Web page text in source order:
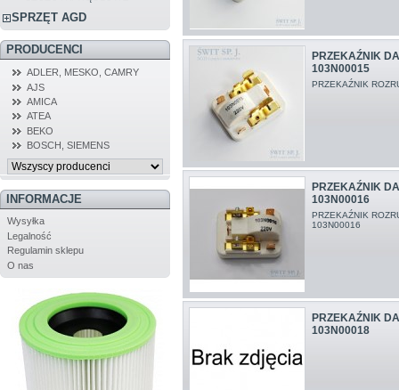
SPRZĘT AGD
PRODUCENCI
ADLER, MESKO, CAMRY
AJS
AMICA
ATEA
BEKO
BOSCH, SIEMENS
INFORMACJE
Wysyłka
Legalność
Regulamin sklepu
O nas
PRZEKAŹNIK
103N00015
PRZEKAŹNIK
PRZEKAŹNIK
103N00016
PRZEKAŹNIK
103N00016
PRZEKAŹNIK
103N00018